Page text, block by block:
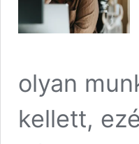
olyan
kellett,